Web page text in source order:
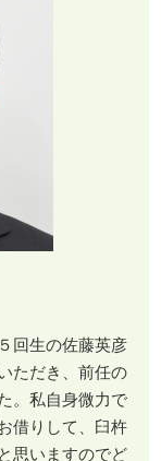
回生の佐藤英彦
ただき、前任の
。私自身微力で
借りして、臼杵
思いますのでど